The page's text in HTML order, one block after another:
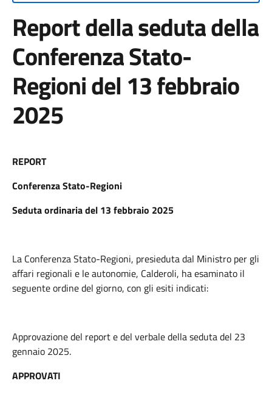
Report della seduta della
Conferenza Stato-
Regioni del 13 febbraio
2025
REPORT
Conferenza Stato-Regioni
Seduta ordinaria del 13 febbraio 2025
La Conferenza Stato-Regioni, presieduta dal Ministro per gli
affari regionali e le autonomie, Calderoli, ha esaminato il
seguente ordine del giorno, con gli esiti indicati:
Approvazione del report e del verbale della seduta del 23
gennaio 2025.
APPROVATI